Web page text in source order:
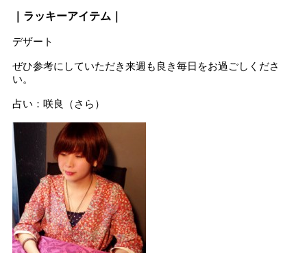
｜ラッキーアイテム｜
デザート
ぜひ参考にしていただき来週も良き毎日をお過ごしくださ
い。
占い：咲良（さら）